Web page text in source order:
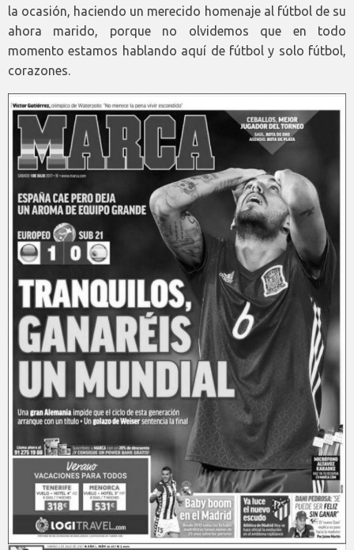
la ocasión, haciendo un merecido homenaje al fútbol de su
ahora marido, porque no olvidemos que en todo
momento estamos hablando aquí de fútbol y solo fútbol,
corazones.